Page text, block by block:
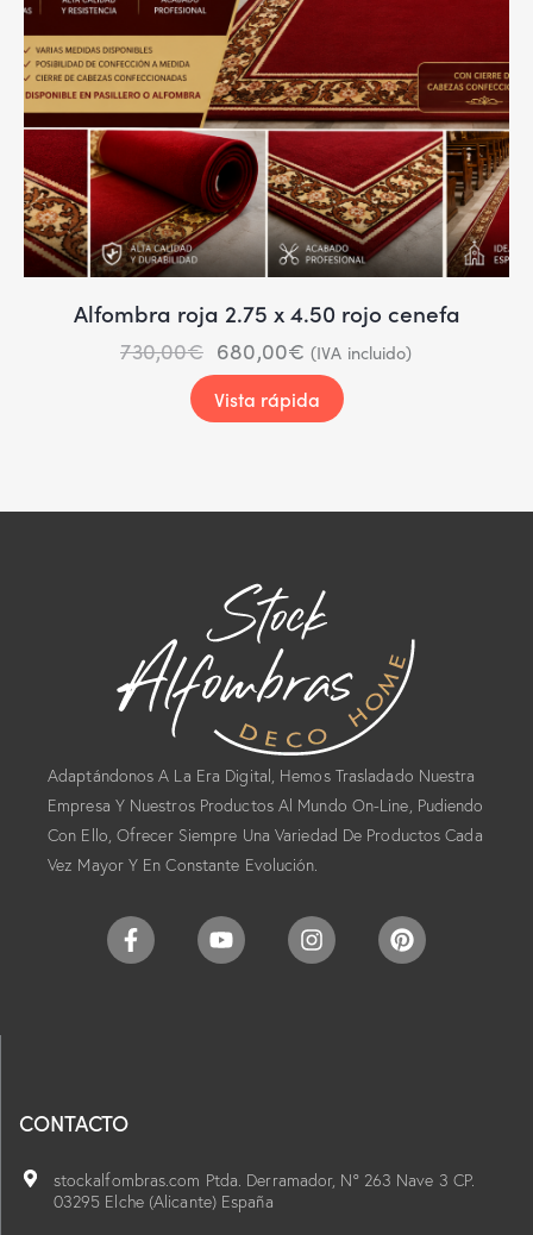
Alfombra roja 2.75 x 4.50 rojo cenefa
730,00€ 680,00€ (IVA incluido)
Vista rápida
Adaptándonos A La Era Digital, Hemos Trasladado Nuestra
Empresa Y Nuestros Productos Al Mundo On-Line, Pudiendo
Con Ello, Ofrecer Siempre Una Variedad De Productos Cada
Vez Mayor Y En Constante Evolución.
CONTACTO
stockalfombras.com Ptda. Derramador, Nº 263 Nave 3 CP.
03295 Elche (Alicante) España